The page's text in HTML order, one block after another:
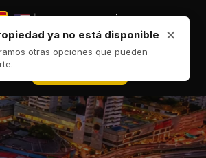
| INICIAR SESIÓN